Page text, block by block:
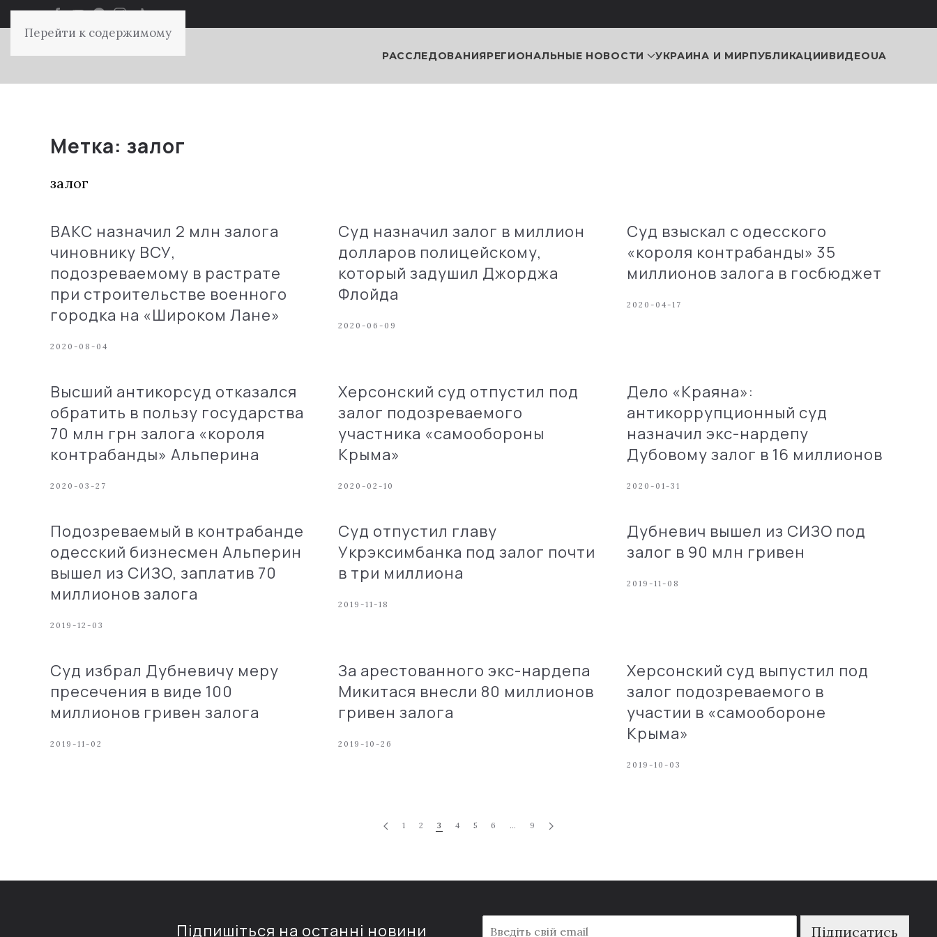
Перейти к содержимому
РАССЛЕДОВАНИЯРЕГИОНАЛЬНЫЕ НОВОСТИ УКРАИНА И МИРПУБЛИКАЦИИВИДЕОUA
Метка: залог
залог
ВАКС назначил 2 млн залога
чиновнику ВСУ,
подозреваемому в растрате
при строительстве военного
городка на «Широком Лане»
2020-08-04
Суд назначил залог в миллион
долларов полицейскому,
который задушил Джорджа
Флойда
2020-06-09
Суд взыскал с одесского
«короля контрабанды» 35
миллионов залога в госбюджет
2020-04-17
Высший антикорсуд отказался
обратить в пользу государства
70 млн грн залога «короля
контрабанды» Альперина
2020-03-27
Херсонский суд отпустил под
залог подозреваемого
участника «самообороны
Крыма»
2020-02-10
Дело «Краяна»:
антикоррупционный суд
назначил экс-нардепу
Дубовому залог в 16 миллионов
2020-01-31
Подозреваемый в контрабанде
одесский бизнесмен Альперин
вышел из СИЗО, заплатив 70
миллионов залога
2019-12-03
Суд отпустил главу
Укрэксимбанка под залог почти
в три миллиона
2019-11-18
Дубневич вышел из СИЗО под
залог в 90 млн гривен
2019-11-08
Суд избрал Дубневичу меру
пресечения в виде 100
миллионов гривен залога
2019-11-02
За арестованного экс-нардепа
Микитася внесли 80 миллионов
гривен залога
2019-10-26
Херсонский суд выпустил под
залог подозреваемого в
участии в «самообороне
Крыма»
2019-10-03
1 2 3 4 5 6 … 9
Підпишіться на останні новини Підписатись